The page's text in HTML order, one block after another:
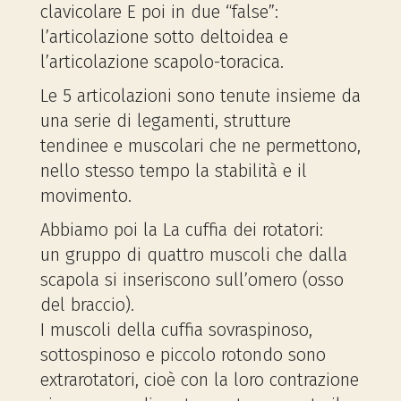
clavicolare E poi in due “false”:
l’articolazione sotto deltoidea e
l’articolazione scapolo-toracica.
Le 5 articolazioni sono tenute insieme da
una serie di legamenti, strutture
tendinee e muscolari che ne permettono,
nello stesso tempo la stabilità e il
movimento.
Abbiamo poi la La cuffia dei rotatori:
un gruppo di quattro muscoli che dalla
scapola si inseriscono sull’omero (osso
del braccio).
I muscoli della cuffia sovraspinoso,
sottospinoso e piccolo rotondo sono
extrarotatori, cioè con la loro contrazione